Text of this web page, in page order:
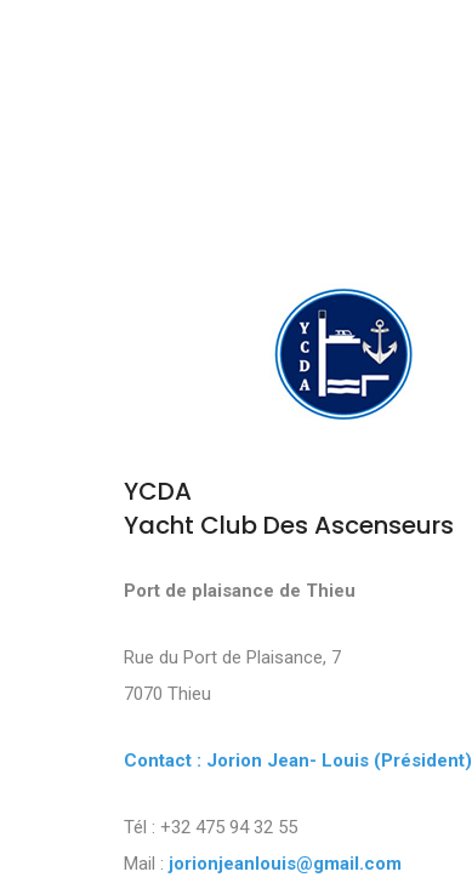
YCDA
Yacht Club Des Ascenseurs
Port de plaisance de Thieu
Rue du Port de Plaisance, 7
7070 Thieu
Contact : Jorion Jean- Louis (Président)
Tél : +32 475 94 32 55
Mail : jorionjeanlouis@gmail.com